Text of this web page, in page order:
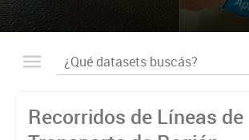
Recorridos de Líneas de